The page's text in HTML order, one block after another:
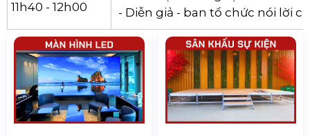
- Tiết mục văn nghệ kết thúc
- Diễn giả - ban tổ chức nói lời